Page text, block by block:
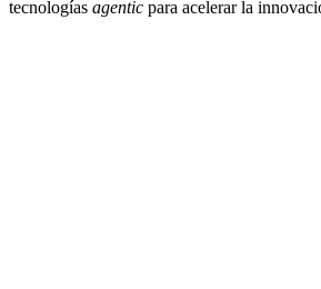
tecnologías agentic para acelerar la